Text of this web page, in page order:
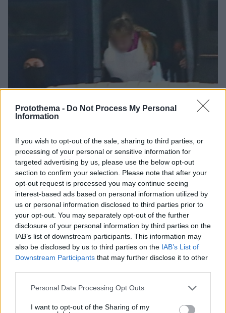
Protothema - Do Not Process My Personal
Information
If you wish to opt-out of the sale, sharing to third parties, or
processing of your personal or sensitive information for
targeted advertising by us, please use the below opt-out
section to confirm your selection. Please note that after your
opt-out request is processed you may continue seeing
interest-based ads based on personal information utilized by
us or personal information disclosed to third parties prior to
your opt-out. You may separately opt-out of the further
disclosure of your personal information by third parties on the
IAB’s list of downstream participants. This information may
also be disclosed by us to third parties on the IAB’s List of
Downstream Participants that may further disclose it to other
Please note that this website/app uses one or more Google
not limited to your visit or usage behaviour. You may click to
Personal Data Processing Opt Outs
I want to opt-out of the Sharing of my
Στη ΓΑΔΑ κρατείται η 46χρονη που κατηγορείται
για την επίθεση στη Marfin, δείτε βίντεο και
φωτογραφίες
06.08.2026, 23:17